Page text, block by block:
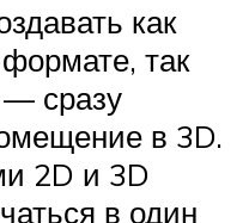
как
так
сразу
в 3D.
2D и 3D
в один